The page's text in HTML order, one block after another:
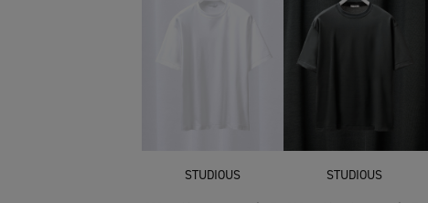
STUDIOUS STUDIOUS